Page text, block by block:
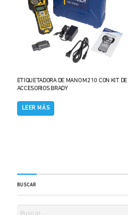
ETIQUETADORA DE MANO M210 CON KIT DE
ACCESORIOS BRADY
LEER MÁS
BUSCAR